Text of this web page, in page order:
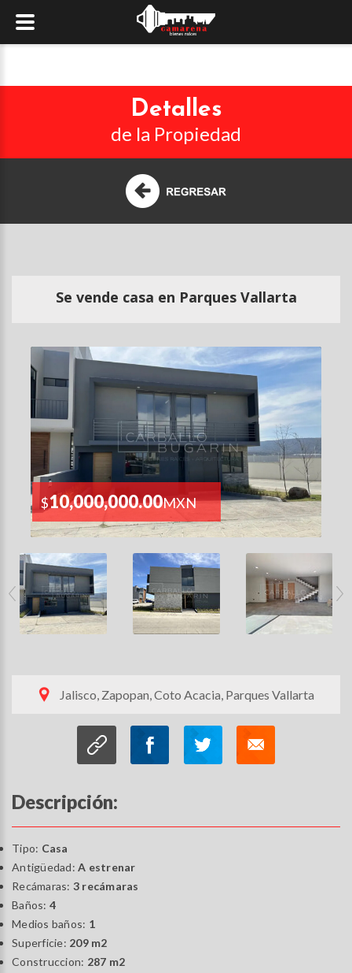
Detalles
de la Propiedad
Se vende casa en Parques Vallarta
$10,000,000.00MXN
Jalisco, Zapopan, Coto Acacia, Parques Vallarta
Descripción:
Tipo: Casa
Antigüedad: A estrenar
Recámaras: 3 recámaras
Baños: 4
Medios baños: 1
Superficie: 209 m2
Construccion: 287 m2